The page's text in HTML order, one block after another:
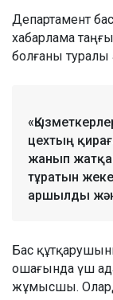
Департамент
хабарлама
болғаны туралы
цехтың
жанып
тұратын
аршылды
Бас
ошағында үш
жұмысшы.